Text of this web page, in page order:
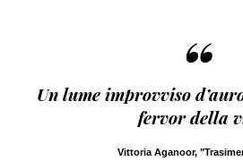
“
Un lume improvviso
fervor della
Vittoria Aganoor,